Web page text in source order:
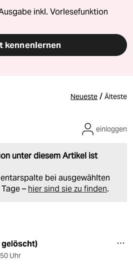
inkl. Vorlesefunktion
kennenlernen
Neueste / Älteste
unter diesem Artikel ist
bei ausgewählten
– hier sind sie zu finden.
einloggen
gelöscht)
Uhr